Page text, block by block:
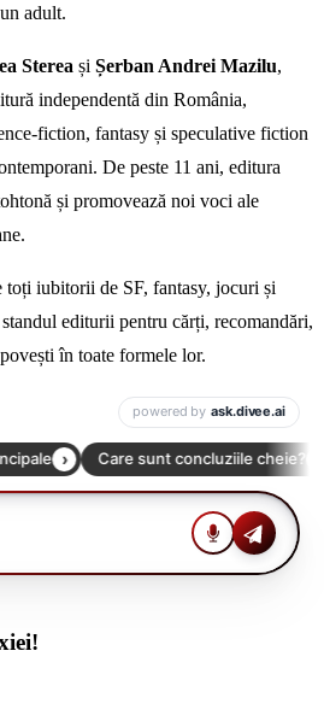
adult.
Sterea și Șerban Andrei Mazilu,
independentă din România,
fiction, fantasy și speculative fiction
De peste 11 ani, editura
și promovează noi voci ale
iubitorii de SF, fantasy, jocuri și
editurii pentru cărți, recomandări,
în toate formele lor.